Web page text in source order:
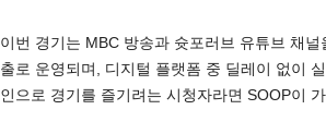
이번 경기는 MBC 방송과 슛포러브 유튜브 채
출로 운영되며, 디지털 플랫폼 중 딜레이 없이
인으로 경기를 즐기려는 시청자라면 SOOP이